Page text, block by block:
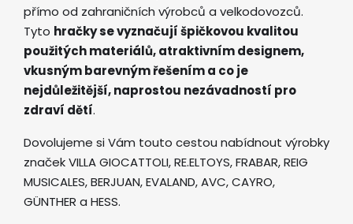
přímo od zahraničních výrobců a velkodovozců.
Tyto hračky se vyznačují špičkovou kvalitou
použitých materiálů, atraktivním designem,
vkusným barevným řešením a co je
nejdůležitější, naprostou nezávadností pro
zdraví dětí.
Dovolujeme si Vám touto cestou nabídnout výrobky
značek VILLA GIOCATTOLI, RE.ELTOYS, FRABAR, REIG
MUSICALES, BERJUAN, EVALAND, AVC, CAYRO,
GÜNTHER a HESS.